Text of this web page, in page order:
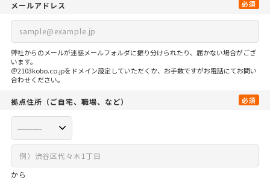
メールアドレス 必須
弊社からのメールが迷惑メールフォルダに振り分けられたり、届かない場合がござ
います。
＠2103kobo.co.jpをドメイン設定していただくか、お手数ですがお電話にてお問い
合わせください。
拠点住所 （ご自宅、 職場、など） 必須
から